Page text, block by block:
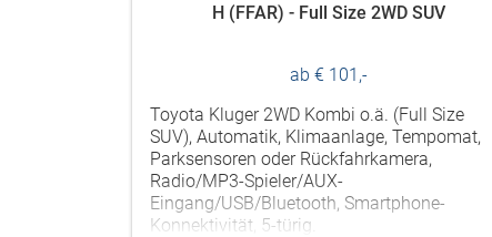
H (FFAR) - Full Size 2WD SUV
ab € 101,-
Toyota Kluger 2WD Kombi o.ä. (Full Size
SUV), Automatik, Klimaanlage, Tempomat,
Parksensoren oder Rückfahrkamera,
Radio/MP3-Spieler/AUX-
Eingang/USB/Bluetooth, Smartphone-
Konnektivität, 5-türig.